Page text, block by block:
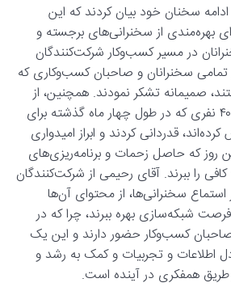
سخنان خود بیان کردند که این
بهره‌مندی از سخنرانی‌های برجسته و
در مسیر کسب‌وکار شرکت‌کنندگان
تمامی سخنرانان و صاحبان کسب‌وکاری که
صمیمانه تشکر نمودند. همچنین، از
حامیان مالی و بیش از ۴۰ نفری که در طول چهار ماه گذشته برای
قدردانی کردند و ابراز امیدواری
روز که حاصل زحمات و برنامه‌ریزی‌های
را ببرند. آقای رحیمی از شرکت‌کنندگان
استماع سخنرانی‌ها، از محتوای آن‌ها
فرصت شبکه‌سازی بهره ببرند، چرا که در
صاحبان کسب‌وکار حضور دارند و این یک
اطلاعات و تجربیات و کمک به رشد و
همفکری در آینده است.